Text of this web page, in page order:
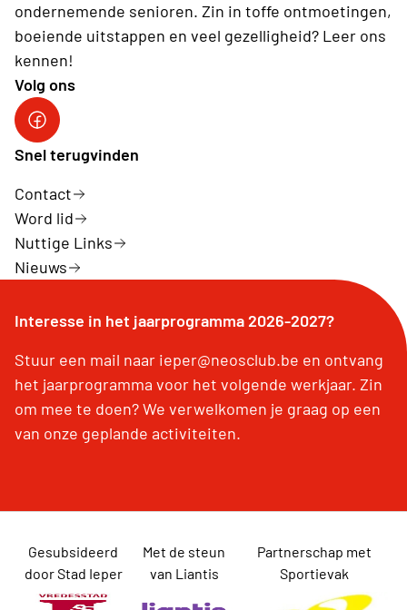
ondernemende senioren. Zin in toffe ontmoetingen,
boeiende uitstappen en veel gezelligheid? Leer ons
kennen!
Volg ons
Neos Ieper facebook
Snel terugvinden
Contact
Word lid
Nuttige Links
Nieuws
Interesse in het jaarprogramma 2026-2027?
Stuur een mail naar ieper@neosclub.be en ontvang
het jaarprogramma voor het volgende werkjaar. Zin
om mee te doen? We verwelkomen je graag op een
van onze geplande activiteiten.
Gesubsideerd
door Stad Ieper
Met de steun
van Liantis
Partnerschap met
Sportievak